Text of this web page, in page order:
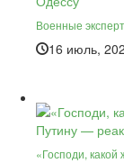
Военные
16 июль,
«Господи, какой